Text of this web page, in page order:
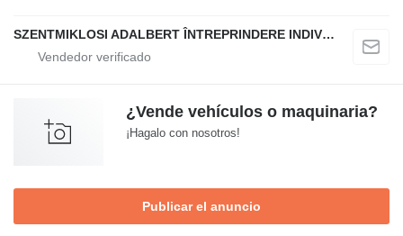
SZENTMIKLOSI ADALBERT ÎNTREPRINDERE INDIVIDUALĂ
¿Vende vehículos o maquinaria?
¡Hagalo con nosotros!
Publicar el anuncio